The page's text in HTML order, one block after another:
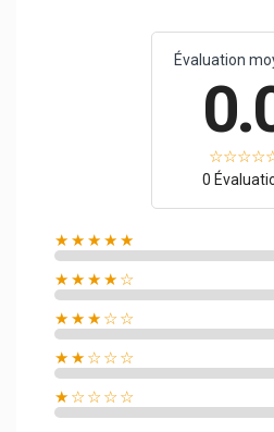
Évaluation
0
★★★★★
★★★★☆
★★★☆☆
★★☆☆☆
★☆☆☆☆